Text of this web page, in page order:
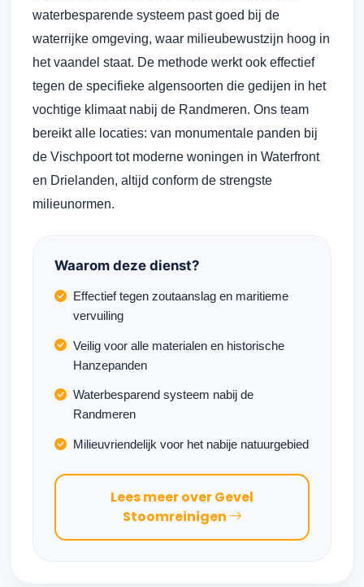
waterbesparende systeem past goed bij de
waterrijke omgeving, waar milieubewustzijn hoog in
het vaandel staat. De methode werkt ook effectief
tegen de specifieke algensoorten die gedijen in het
vochtige klimaat nabij de Randmeren. Ons team
bereikt alle locaties: van monumentale panden bij
de Vischpoort tot moderne woningen in Waterfront
en Drielanden, altijd conform de strengste
milieunormen.
Waarom deze dienst?
Effectief tegen zoutaanslag en maritieme
vervuiling
Veilig voor alle materialen en historische
Hanzepanden
Waterbesparend systeem nabij de
Randmeren
Milieuvriendelijk voor het nabije natuurgebied
Lees meer over Gevel
Stoomreinigen